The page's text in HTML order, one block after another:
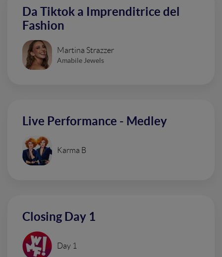
Da Tiktok a Imprenditrice del
Fashion
Martina Strazzer
Amabile Jewels
Live Performance - Medley
Karma B
Closing Day 1
Day 1